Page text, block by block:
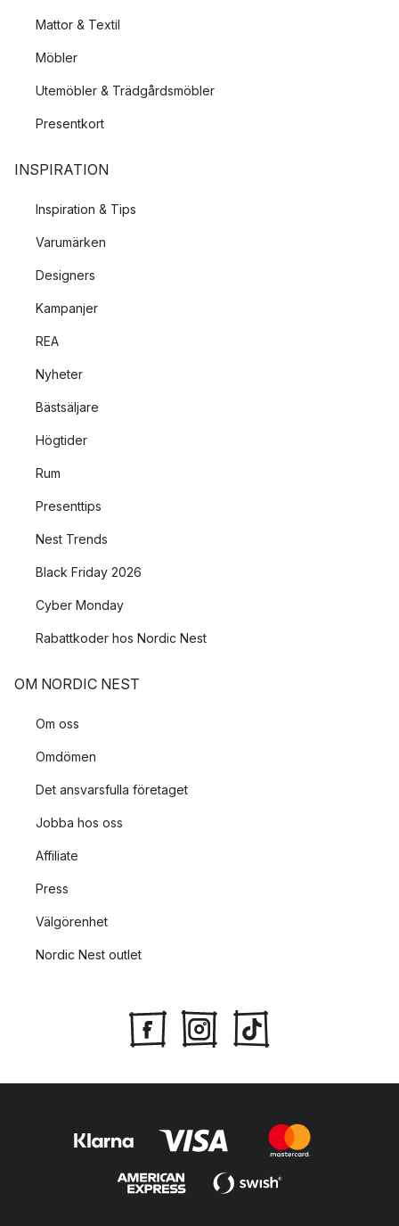
Mattor & Textil
Möbler
Utemöbler & Trädgårdsmöbler
Presentkort
INSPIRATION
Inspiration & Tips
Varumärken
Designers
Kampanjer
REA
Nyheter
Bästsäljare
Högtider
Rum
Presenttips
Nest Trends
Black Friday 2026
Cyber Monday
Rabattkoder hos Nordic Nest
OM NORDIC NEST
Om oss
Omdömen
Det ansvarsfulla företaget
Jobba hos oss
Affiliate
Press
Välgörenhet
Nordic Nest outlet